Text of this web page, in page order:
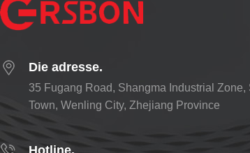
Die adresse.
35 Fugang Road, Shangma Industrial Zone,
Town, Wenling City, Zhejiang Province